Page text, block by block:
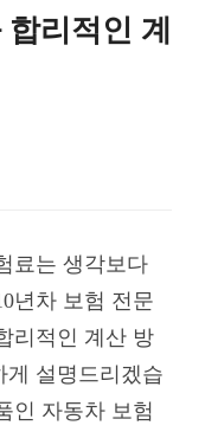
리적인 계
료는 생각보다
년차 보험 전문
리적인 계산 방
게 설명드리겠습
인 자동차 보험